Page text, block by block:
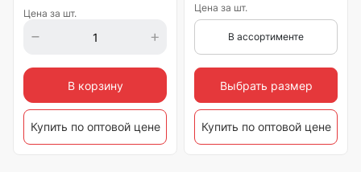
Цена за шт.
В корзину
Купить по оптовой цене
Цена за шт.
В ассортименте
Выбрать размер
Купить по оптовой цене